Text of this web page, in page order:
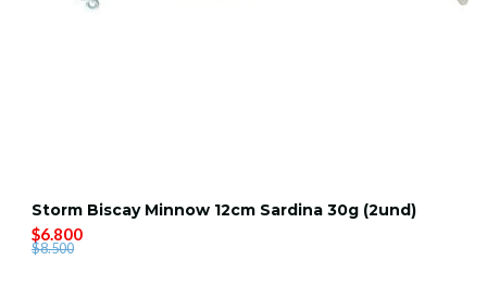
Storm Biscay Minnow 12cm Sardina 30g (2und)
$6.800
$8.500